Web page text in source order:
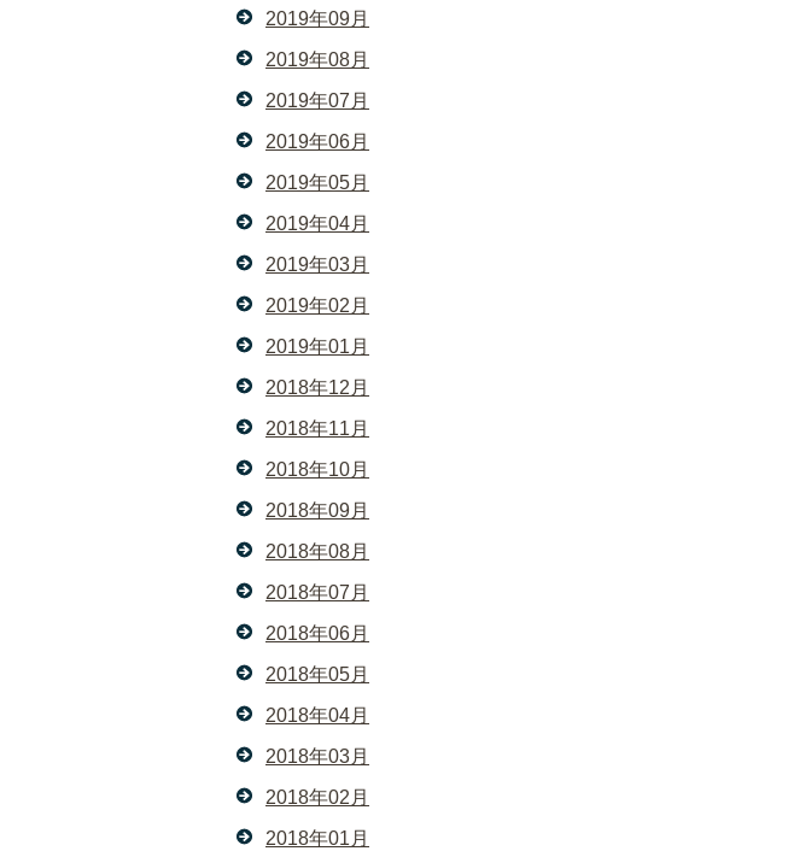
2019年09月
2019年08月
2019年07月
2019年06月
2019年05月
2019年04月
2019年03月
2019年02月
2019年01月
2018年12月
2018年11月
2018年10月
2018年09月
2018年08月
2018年07月
2018年06月
2018年05月
2018年04月
2018年03月
2018年02月
2018年01月